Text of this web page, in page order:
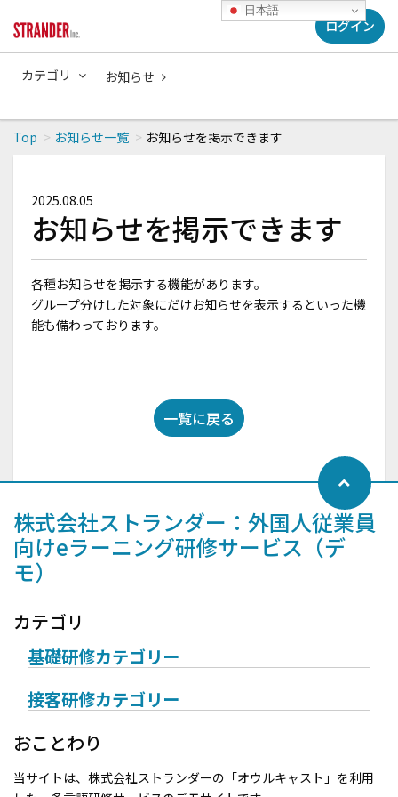
日本語
ログイン
カテゴリ お知らせ
Top お知らせ一覧 お知らせを掲示できます
2025.08.05
お知らせを掲示できます
各種お知らせを掲示する機能があります。
グループ分けした対象にだけお知らせを表示するといった機
能も備わっております。
一覧に戻る
株式会社ストランダー：外国人従業員
向けeラーニング研修サービス（デ
モ）
カテゴリ
基礎研修カテゴリー
接客研修カテゴリー
おことわり
当サイトは、株式会社ストランダーの「オウルキャスト」を利用